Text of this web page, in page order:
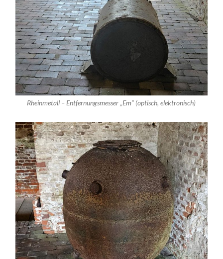
Rheinmetall – Entfernungsmesser „Em“ (optisch, elektronisch)